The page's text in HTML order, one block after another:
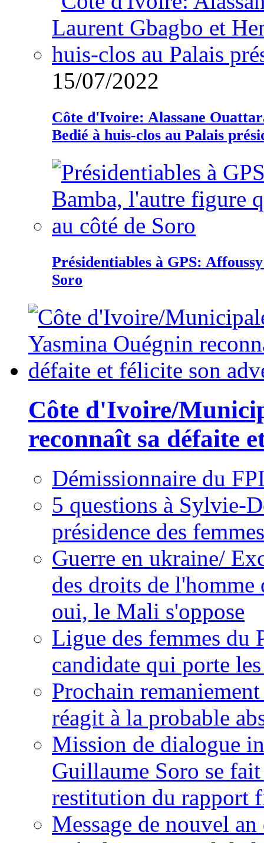
15/07/2022
Côte d'Ivoire: Alassane
Bedié à huis-clos au Palais
Présidentiables à GPS:
Soro
Côte d'Ivoire/
reconnaît sa défaite
Démissionnaire du
5 questions à Sylvie-
présidence des
Guerre en ukraine/
des droits de
oui, le Mali s'oppose
Ligue des femmes du
candidate qui porte
Prochain
réagit à la probable
Mission de dialogue
Guillaume Soro se
restitution du rapport
Message de nouvel